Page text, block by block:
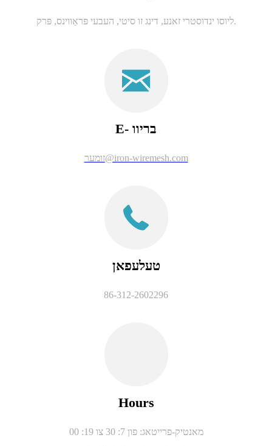
ליוסו ינדוסטרי זאנע, דינג זו סיטי, העבעי פּראַווינס, פּרק.
E- בריוו
זומער@iron-wiremesh.com
טעלעפאן
86-312-2602296
Hours
מאנטיק-פרייטאג: פון 7: 30 צו 19: 00